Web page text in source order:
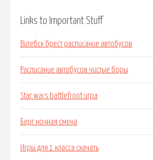
Links to Important Stuff
Витебск брест расписание автобусов
Расписание автобусов чистые боры
Star wars battlefront игра
Берг ночная смена
Игры для 1 класса скачать